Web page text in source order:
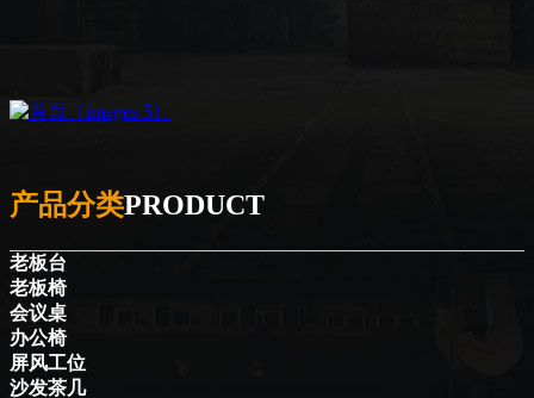
产品分类PRODUCT
老板台
老板椅
会议桌
办公椅
屏风工位
沙发茶几